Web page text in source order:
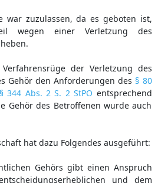
war zuzulassen, da es geboten ist,
wegen einer Verletzung des
der Verletzung des
Gehör den Anforderungen des § 80
§ 344 Abs. 2 S. 2 StPO entsprechend
Gehör des Betroffenen wurde auch
hat dazu Folgendes ausgeführt:
Gehörs gibt einen Anspruch
und dem